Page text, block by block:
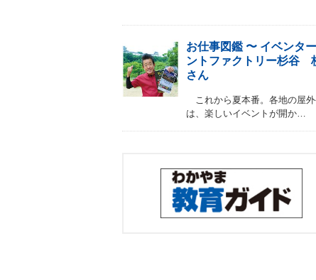
お仕事図鑑 〜 イベンタ
ントファクトリー杉谷
さん
これから夏本番。各地の屋
は、楽しいイベントが開か…